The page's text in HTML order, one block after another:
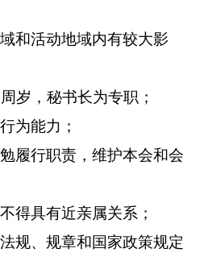
和活动地域内有较大影
周岁，秘书长为专职；
为能力；
履行职责，维护本会和会
得具有近亲属关系；
规、规章和国家政策规定